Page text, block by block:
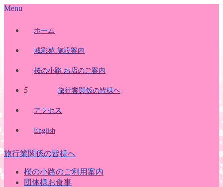
Menu
ホーム
城彩苑 施設案内
桜の小路 お店のご案内
5 旅行業関係の皆様へ
アクセス
English
旅行業関係の皆様へ
桜の小路のご利用案内
団体様お食事